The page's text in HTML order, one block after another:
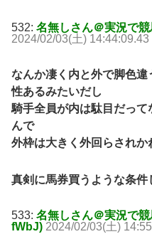
532: 名無しさん＠実況で
2024/02/03(土)
なんか凄く内と外で脚色
性あるみたいだし
騎手全員が内は駄目だっ
んで
外枠は大きく外回らされか
真剣に馬券買うような条件
533: 名無しさん＠実況で
fWbJ) 2024/02/03(土)